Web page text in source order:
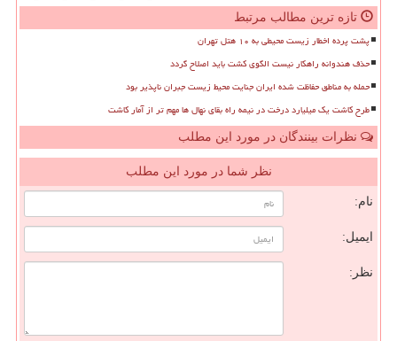
تازه ترین مطالب مرتبط
پشت پرده اخطار زیست محیطی به ۱۰ هتل تهران
حذف هندوانه راهکار نیست الگوی کشت باید اصلاح گردد
حمله به مناطق حفاظت شده ایران جنایت محیط زیست جبران ناپذیر بود
طرح کاشت یک میلیارد درخت در نیمه راه بقای نهال ها مهم تر از آمار کاشت
نظرات بینندگان در مورد این مطلب
نظر شما در مورد این مطلب
نام:
ایمیل:
نظر: